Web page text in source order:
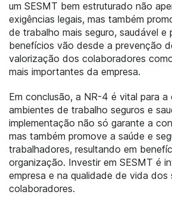
um SESMT bem estruturado não
exigências legais, mas também
de trabalho mais seguro, saudável e
benefícios vão desde a prevenção
valorização dos colaboradores
mais importantes da empresa.
Em conclusão, a NR-4 é vital para a
ambientes de trabalho seguros e
implementação não só garante a
mas também promove a saúde e
trabalhadores, resultando em
organização. Investir em SESMT é
empresa e na qualidade de vida dos
colaboradores.